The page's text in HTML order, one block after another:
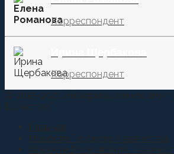
Корреспондент
Корреспондент